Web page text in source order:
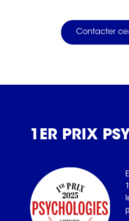
Contacter
1ER PRIX